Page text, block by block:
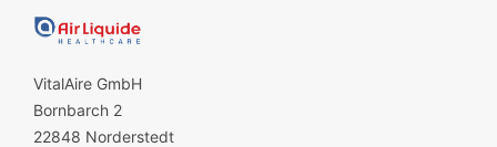
VitalAire GmbH
Bornbarch 2
22848 Norderstedt